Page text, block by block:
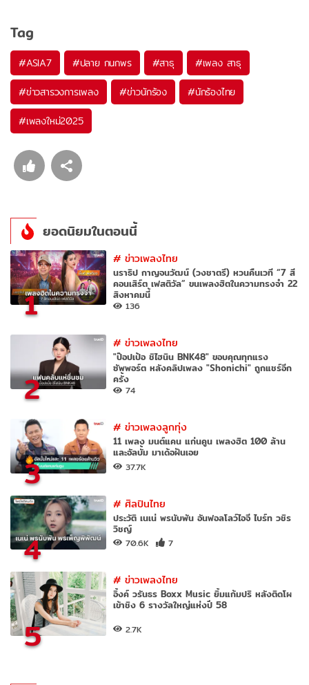
Tag
#ASIA7 #ปลาย กนกพร #สาธุ #เพลง สาธุ
#ข่าวสารวงการเพลง #ข่าวนักร้อง #นักร้องไทย
#เพลงใหม่2025
ยอดนิยมในตอนนี้
1
#ข่าวเพลงไทย
นราธิป กาญจนวัฒน์ (วงชาตรี) หวนคืนเวที “7 สี
คอนเสิร์ต เฟสติวัล” ขนเพลงฮิตในความทรงจำ 22
สิงหาคมนี้
136
2
#ข่าวเพลงไทย
"ป๊อปเป้อ ชิไฮนิน BNK48" ขอบคุณทุกแรง
ซัพพอร์ต หลังคลิปเพลง "Shonichi" ถูกแชร์อีก
ครั้ง
74
3
#ข่าวเพลงลูกทุ่ง
11 เพลง มนต์แคน แก่นคูน เพลงฮิต 100 ล้าน
และอัลบั้ม มาเด้อฝันเอย
37.7K
4
#ศิลปินไทย
ประวัติ เนเน่ พรนับพัน อันฟอลโลว์ไอจี ไบร์ท วชิร
วิชญ์
70.6K 7
5
#ข่าวเพลงไทย
อิ้งค์ วรันธร Boxx Music ยิ้มแก้มปริ หลังติดโผ
เข้าชิง 6 รางวัลใหญ่แห่งปี 58
2.7K